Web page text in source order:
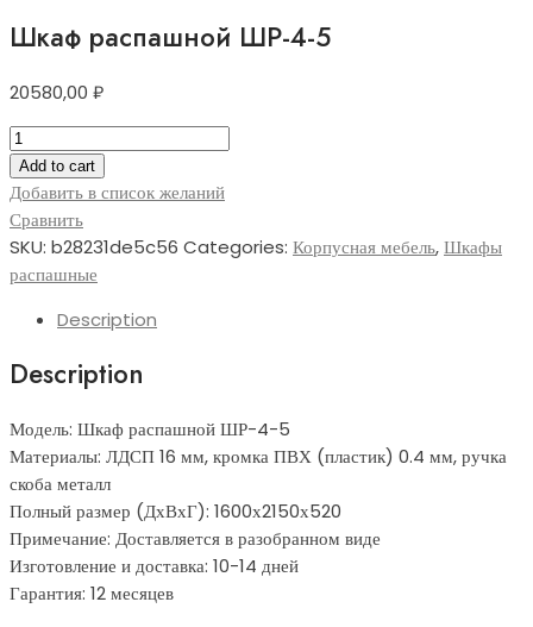
Шкаф распашной ШР-4-5
20580,00 ₽
Шкаф
распашной
ШР-4-
5
quantity
Add to cart
Добавить в список желаний
Сравнить
SKU: b28231de5c56 Categories: Корпусная мебель,Шкафы
распашные
Description
Description
Модель: Шкаф распашной ШР-4-5
Материалы: ЛДСП 16 мм, кромка ПВХ (пластик) 0.4 мм, ручка
скоба металл
Полный размер (ДхВхГ): 1600х2150х520
Примечание: Доставляется в разобранном виде
Изготовление и доставка: 10-14 дней
Гарантия: 12 месяцев